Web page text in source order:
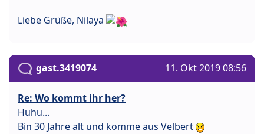
Liebe Grüße, Nilaya
gast.3419074 11. Okt 2019 08:56
Re: Wo kommt ihr her?
Huhu...
Bin 30 Jahre alt und komme aus Velbert